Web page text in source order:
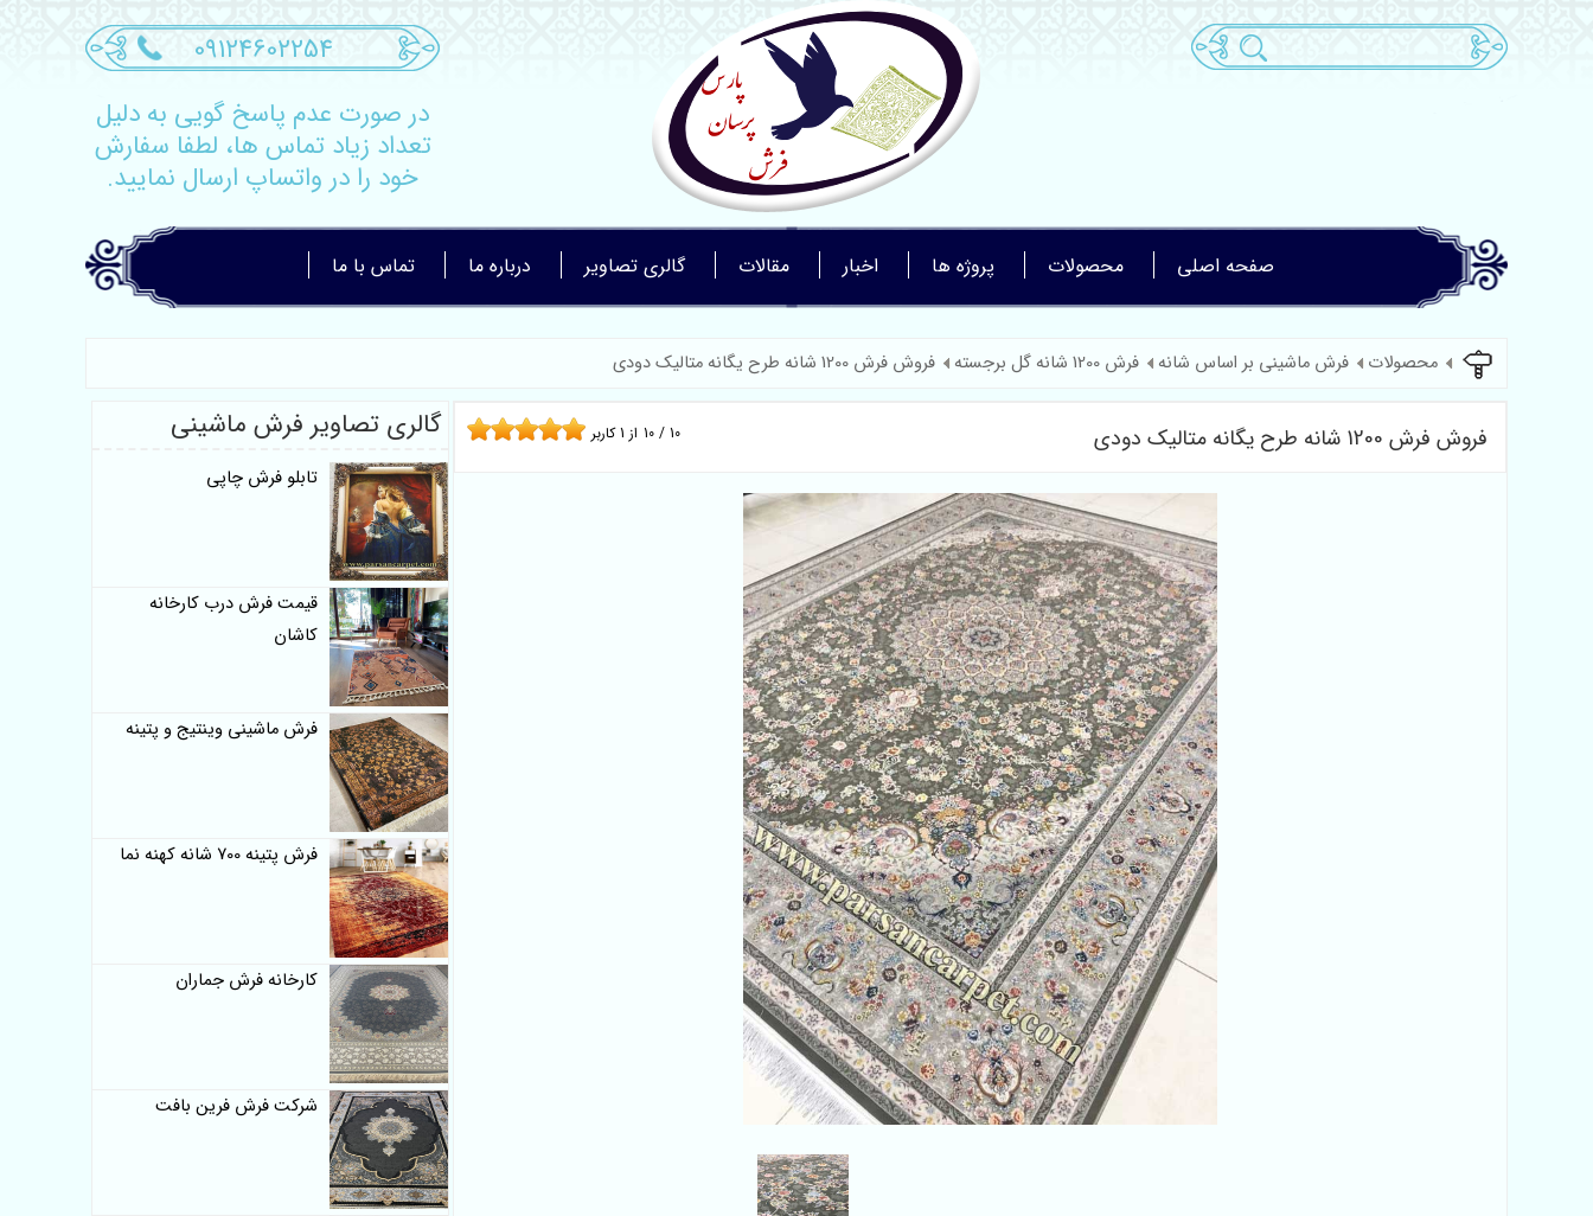
09124602254
در صورت عدم پاسخ گویی به دلیل
تعداد زیاد تماس ها، لطفا سفارش
خود را در واتساپ ارسال نمایید.
صفحه اصلی محصولات پروژه ها اخبار مقالات گالری تصاویر درباره ما تماس با ما
محصولات فرش ماشینی بر اساس شانه فرش 1200 شانه گل برجسته فروش فرش 1200 شانه طرح یگانه متالیک دودی
فروش فرش 1200 شانه طرح یگانه متالیک دودی 10 / 10 از 1کاربر گالری تصاویر فرش ماشینی
تابلو فرش چاپی
قیمت فرش درب کارخانه
کاشان
فرش ماشینی وینتیج و پتینه
فرش پتینه 700 شانه کهنه نما
کارخانه فرش جماران
شرکت فرش فرین بافت